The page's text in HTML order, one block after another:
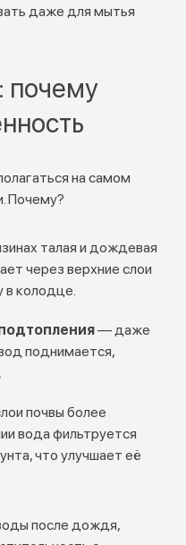
даже для мытья
почему
на самом
Почему?
талая и дождевая
через верхние слои
в колодце.
— даже
поднимается,
почвы более
вода фильтруется
что улучшает её
после дождя,